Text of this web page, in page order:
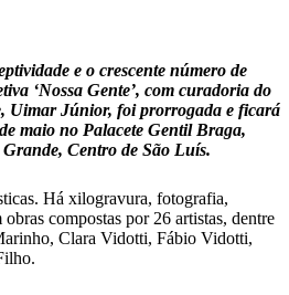
e o crescente número de
‘Nossa Gente’, com curadoria do
Uimar Júnior, foi prorrogada e ficará
maio no Palacete Gentil Braga,
Centro de São Luís.
Há xilogravura, fotografia,
compostas por 26 artistas, dentre
Clara Vidotti, Fábio Vidotti,